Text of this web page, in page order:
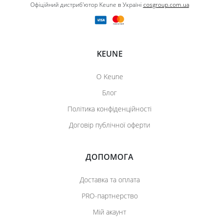
Офіційний дистриб'ютор Keune в Україні cosgroup.com.ua
KEUNE
О Keune
Блог
Політика конфіденційності
Договір публічної оферти
ДОПОМОГА
Доставка та оплата
PRO-партнерство
Мій акаунт